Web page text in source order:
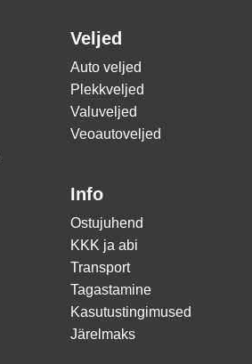
Veljed
Auto veljed
Plekkveljed
Valuveljed
Veoautoveljed
Info
Ostujuhend
KKK ja abi
Transport
Tagastamine
Kasutustingimused
Järelmaks